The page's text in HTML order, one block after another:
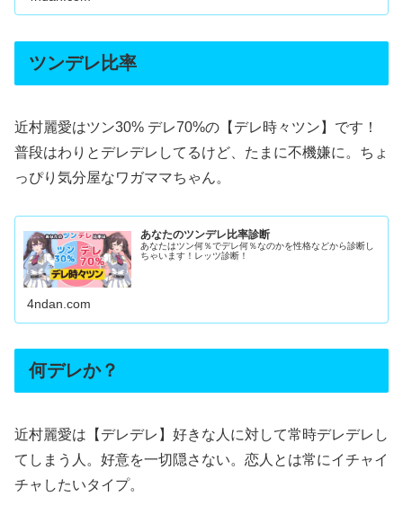
ツンデレ比率
近村麗愛はツン30% デレ70%の【デレ時々ツン】です！
普段はわりとデレデレしてるけど、たまに不機嫌に。ちょ
っぴり気分屋なワガママちゃん。
あなたのツンデレ比率診断
あなたはツン何％でデレ何％なのかを性格などから診断し
ちゃいます！レッツ診断！
4ndan.com
何デレか？
近村麗愛は【デレデレ】好きな人に対して常時デレデレし
てしまう人。好意を一切隠さない。恋人とは常にイチャイ
チャしたいタイプ。